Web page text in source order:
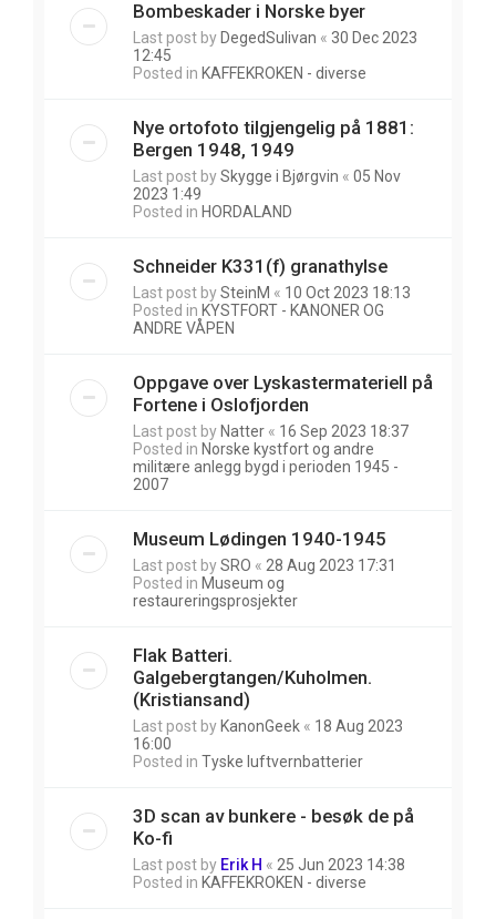
Bombeskader i Norske byer
Last post by DegedSulivan « 30 Dec 2023
12:45
Posted in KAFFEKROKEN - diverse
Nye ortofoto tilgjengelig på 1881:
Bergen 1948, 1949
Last post bySkygge i Bjørgvin « 05 Nov
2023 1:49
Posted in HORDALAND
Schneider K331(f) granathylse
Last post bySteinM « 10 Oct 2023 18:13
Posted in KYSTFORT - KANONER OG
ANDRE VÅPEN
Oppgave over Lyskastermateriell på
Fortene i Oslofjorden
Last post by Natter « 16 Sep 2023 18:37
Posted in Norske kystfort og andre
militære anlegg bygd i perioden 1945 -
2007
Museum Lødingen 1940-1945
Last post bySRO « 28 Aug 2023 17:31
Posted in Museum og
restaureringsprosjekter
Flak Batteri.
Galgebergtangen/Kuholmen.
(Kristiansand)
Last post by KanonGeek « 18 Aug 2023
16:00
Posted in Tyske luftvernbatterier
3D scan av bunkere - besøk de på
Ko-fi
Last post by Erik H « 25 Jun 2023 14:38
Posted in KAFFEKROKEN - diverse